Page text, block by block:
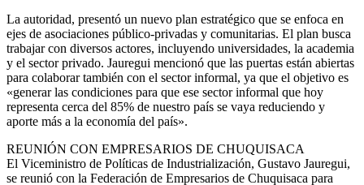
La autoridad, presentó un nuevo plan estratégico que se enfoca en
ejes de asociaciones público-privadas y comunitarias. El plan busca
trabajar con diversos actores, incluyendo universidades, la academia
y el sector privado. Jauregui mencionó que las puertas están abiertas
para colaborar también con el sector informal, ya que el objetivo es
«generar las condiciones para que ese sector informal que hoy
representa cerca del 85% de nuestro país se vaya reduciendo y
aporte más a la economía del país».
REUNIÓN CON EMPRESARIOS DE CHUQUISACA
El Viceministro de Políticas de Industrialización, Gustavo Jauregui,
se reunió con la Federación de Empresarios de Chuquisaca para